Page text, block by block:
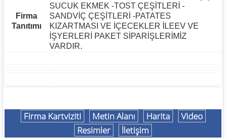
Firma
Tanıtımı
SUCUK EKMEK -TOST ÇEŞİTLERİ -
SANDVİÇ ÇEŞİTLERİ -PATATES
KIZARTMASI VE İÇECEKLER İLEEV VE
İŞYERLERİ PAKET SİPARİŞLERİMİZ
VARDIR.
Firma Kartviziti Metin Alanı Harita
Video
Resimler
İletişim